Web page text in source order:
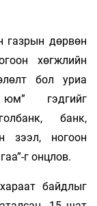
газрын дөрвөн
хөгжлийн
бол уриа
гэдгийг
банк,
зээл, ногоон
г онцлов.
байдлыг